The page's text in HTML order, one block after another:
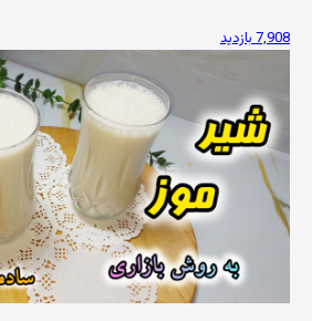
7,908 بازدید